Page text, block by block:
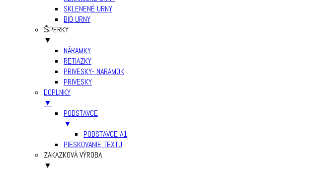
SKLENENÉ URNY
BIO URNY
ŠPERKY
▼
NÁRAMKY
RETIAZKY
PRIVESKY- NARAMOK
PRIVESKY
DOPLNKY
▼
PODSTAVCE
▼
PODSTAVCE A1
PIESKOVANIE TEXTU
ZAKAZKOVÁ VÝROBA
▼